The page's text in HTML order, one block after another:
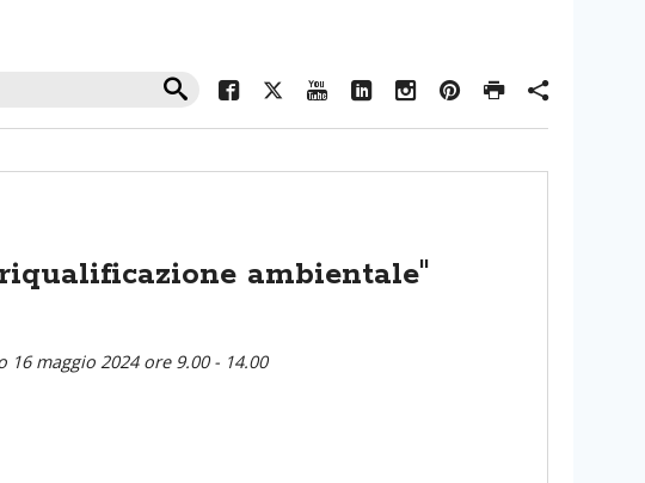
ambientale"
16 maggio 2024 ore 9.00 - 14.00